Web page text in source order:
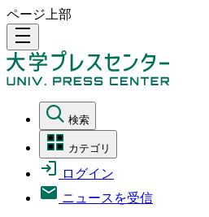
ページ上部
density_medium
検索
カテゴリ
ログイン
ニュースを受信